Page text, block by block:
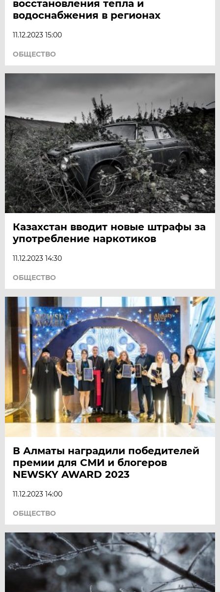
восстановления тепла и
водоснабжения в регионах
11.12.2023 15:00
ОБЩЕСТВО
Казахстан вводит новые штрафы за
употребление наркотиков
11.12.2023 14:30
ОБЩЕСТВО
В Алматы наградили победителей
премии для СМИ и блогеров
NEWSKY AWARD 2023
11.12.2023 14:00
ОБЩЕСТВО